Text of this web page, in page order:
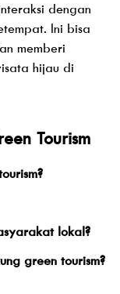
dengan
Ini bisa
memberi
hijau di
Tourism
lokal?
green tourism?